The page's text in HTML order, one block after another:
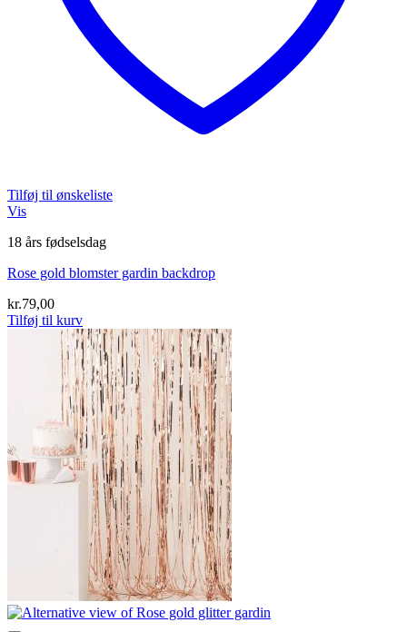
Tilføj til ønskeliste
Vis
18 års fødselsdag
Rose gold blomster gardin backdrop
kr.79,00
Tilføj til kurv